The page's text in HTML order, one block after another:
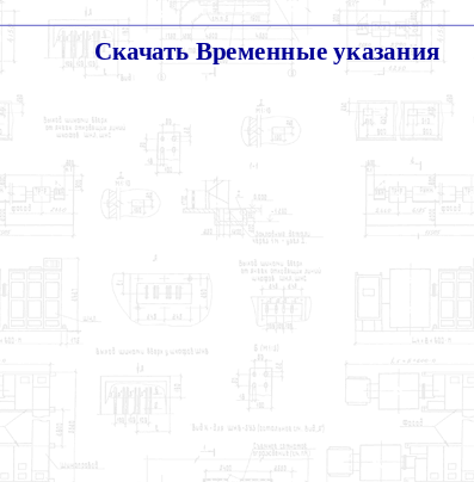
Скачать Временные указания